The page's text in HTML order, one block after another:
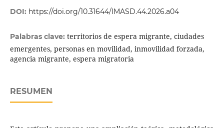
DOI: https://doi.org/10.31644/IMASD.44.2026.a04
Palabras clave: territorios de espera migrante, ciudades
emergentes, personas en movilidad, inmovilidad forzada,
agencia migrante, espera migratoria
RESUMEN